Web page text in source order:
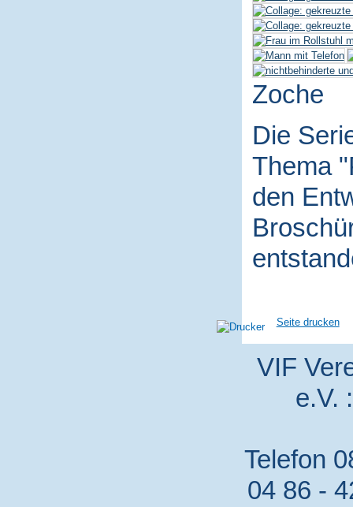
Zoche
Die
Thema
den
Seite drucken
VIF
e.V.
Telefon
04 86 -